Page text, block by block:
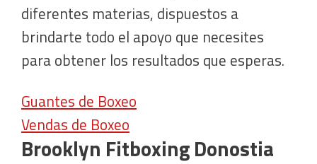
diferentes materias, dispuestos a
brindarte todo el apoyo que necesites
para obtener los resultados que esperas.
Guantes de Boxeo
Vendas de Boxeo
Brooklyn Fitboxing Donostia